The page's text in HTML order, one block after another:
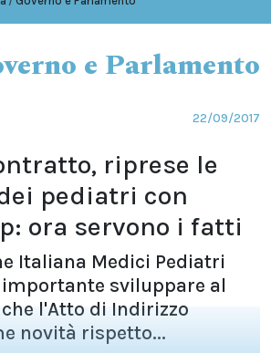
e Parlamento
22/09/2017
riprese le
pediatri con
ora servono i fatti
Italiana Medici Pediatri
sviluppare al
l'Atto di Indirizzo
novità rispetto...